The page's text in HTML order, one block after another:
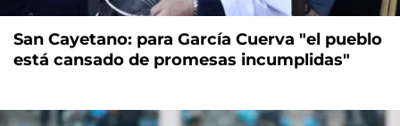
San Cayetano: para García Cuerva "el pueblo
está cansado de promesas incumplidas"